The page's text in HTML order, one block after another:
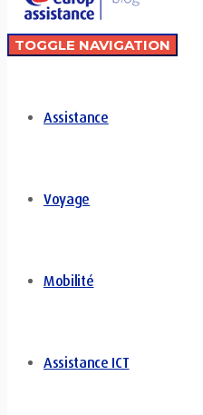
TOGGLE NAVIGATION
Assistance
Voyage
Mobilité
Assistance ICT